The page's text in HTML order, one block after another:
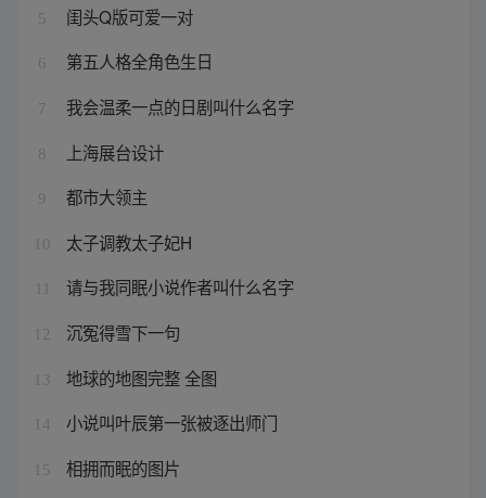
5 闺头Q版可爱一对
6 第五人格全角色生日
7 我会温柔一点的日剧叫什么名字
8 上海展台设计
9 都市大领主
10 太子调教太子妃H
请与我同眠小说作者叫什么名字
12 沉冤得雪下一句
13 地球的地图完整 全图
14 小说叫叶辰第一张被逐出师门
15 相拥而眠的图片